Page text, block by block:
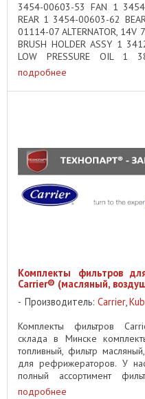
3454-00603-53 FAN 1
REAR 1 3454-00603-62
01114-07 ALTERNATOR,
BRUSH HOLDER ASSY 1
LOW PRESSURE OIL 1
SENSOR 1 40.4230-60109-00
подробнее
Комплекты фильтров
Carrier® (масляный,
Производитель: Carrier,
Комплекты фильтров
склада в Минске
топливный, фильтр
для рефрижераторов. У
полный ассортимент
материалов для
подробнее